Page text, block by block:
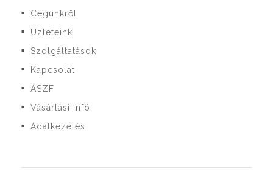
■ Cégünkről
■ Üzleteink
■ Szolgáltatások
■ Kapcsolat
■ ÁSZF
■ Vásárlási infó
■ Adatkezelés